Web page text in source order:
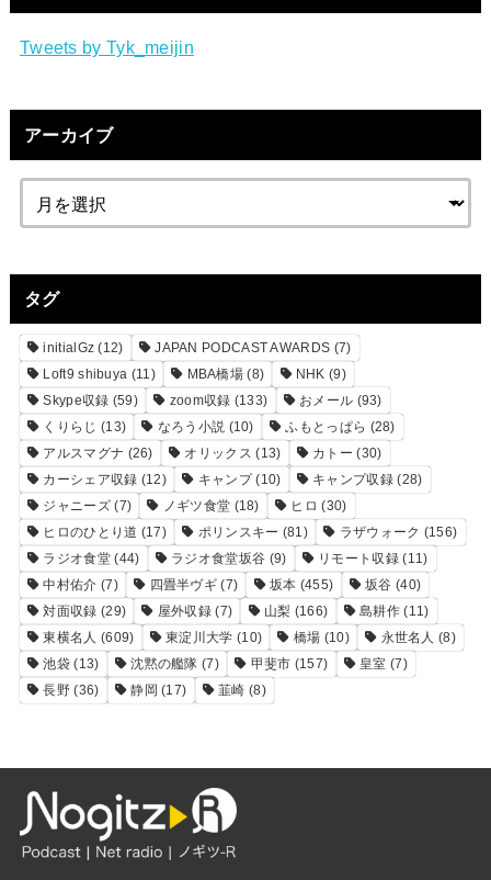
Tweets by Tyk_meijin
アーカイブ
タグ
initialGz (12) JAPAN PODCAST AWARDS (7)
Loft9 shibuya (11) MBA橋場 (8) NHK (9)
Skype収録 (59) zoom収録 (133) おメール (93)
くりらじ (13) なろう小説 (10) ふもとっぱら (28)
アルスマグナ (26) オリックス (13) カトー (30)
カーシェア収録 (12) キャンプ(10) キャンプ収録(28)
ジャニーズ(7) ノギツ食堂 (18) ヒロ (30)
ヒロのひとり道 (17) ポリンスキー (81) ラザウォーク (156)
ラジオ食堂(44) ラジオ食堂坂谷 (9) リモート収録(11)
中村佑介 (7) 四畳半ヴギ (7) 坂本 (455) 坂谷 (40)
対面収録 (29) 屋外収録 (7) 山梨 (166) 島耕作(11)
東横名人 (609) 東淀川大学 (10) 橋場 (10) 永世名人 (8)
池袋 (13) 沈黙の艦隊 (7) 甲斐市 (157) 皇室 (7)
長野 (36) 静岡 (17) 韮崎 (8)